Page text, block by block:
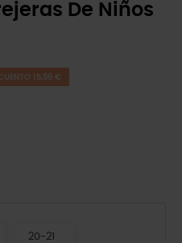
De Niños
15,96 €
20-21